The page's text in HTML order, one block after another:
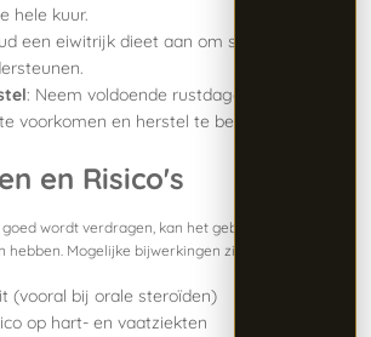
hele kuur.
een eiwitrijk dieet aan om spierherstel en
: Neem voldoende rustdagen om
voorkomen en herstel te bevorderen.
en Risico's
wordt verdragen, kan het gebruik van
Mogelijke bijwerkingen zijn onder andere:
(vooral bij orale steroïden)
op hart- en vaatziekten